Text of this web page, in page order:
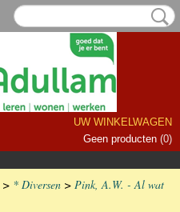
UW WINKELWAGEN
Geen producten (0)
> * Diversen > Pink, A.W. - Al wat